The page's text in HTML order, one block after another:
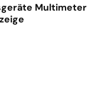
Multimeter